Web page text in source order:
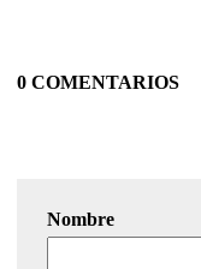
0 COMENTARIOS
Nombre